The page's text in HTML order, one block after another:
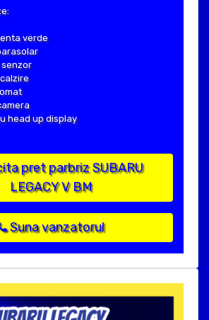
verde
senzor
head up display
pret parbriz SUBARU
LEGACY V BM
Suna vanzatorul